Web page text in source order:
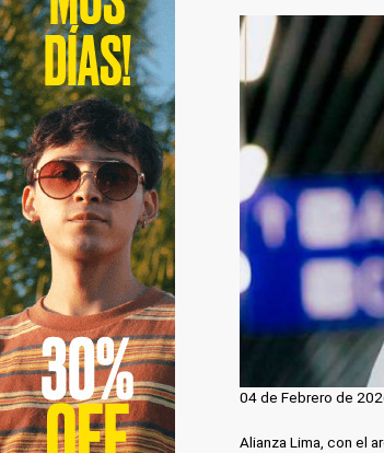
04 de Febrero de
Alianza Lima, con el